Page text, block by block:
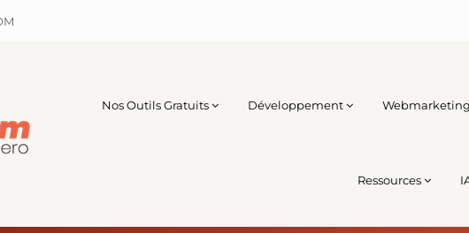
Nos Outils Gratuits Développement Webmarketing
Ressources